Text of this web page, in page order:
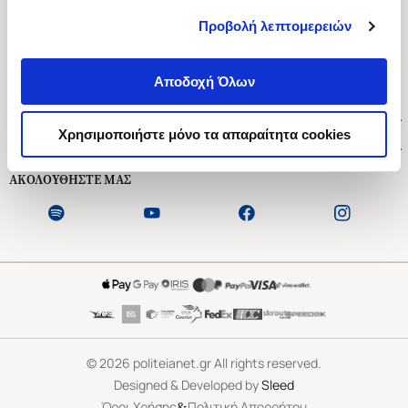
Προβολή λεπτομερειών
Αποδοχή Όλων
Χρησιμοποιήστε μόνο τα απαραίτητα cookies
Ασκληπιού 1-3, Αθήνα 106 79
Δευτέρα - Παρασκευή 09:00-21:00
Εξυπηρέτηση Πελατών
ΑΚΟΛΟΥΘΗΣΤΕ ΜΑΣ
©2026 politeianet.gr All rights reserved.
Designed & Developed bySleed